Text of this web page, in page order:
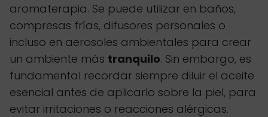
aromaterapia. Se puede utilizar en baños,
compresas frías, difusores personales o
incluso en aerosoles ambientales para crear
un ambiente más tranquilo. Sin embargo, es
fundamental recordar siempre diluir el aceite
esencial antes de aplicarlo sobre la piel, para
evitar irritaciones o reacciones alérgicas.